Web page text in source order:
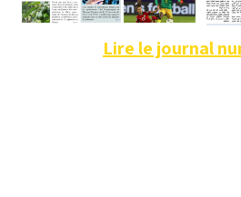
Lire le journal